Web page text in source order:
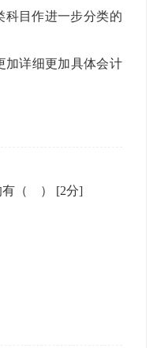
科目作进一步分类的
加详细更加具体会计
有（ ） [2分]